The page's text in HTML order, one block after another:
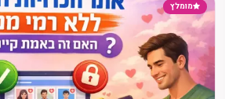
מומלץ